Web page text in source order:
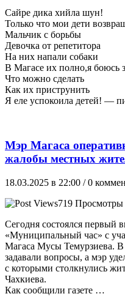
Сайре дика хийла шун!
Только что мои дети
Мальчик с борьбы
Девочка от репетитора
На них напали собаки
В Магасе их полно,я боюсь
Что можно сделать
Как их приструнить
Я еле успокоила детей! —
Мэр Магаса
жалобы местных
18.03.2025 в 22:00 / 0
719 Просмотры
Сегодня состоялся первый
«Муниципальный час» с
Магаса Мусы Темурзиева.
задавали вопросы, а мэр
с которыми столкнулись
Чахкиева.
Как сообщили газете …